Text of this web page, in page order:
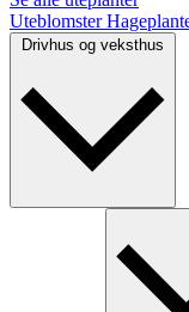
Uteblomster